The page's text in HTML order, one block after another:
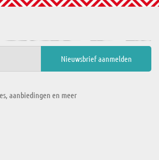
aanbiedingen en meer